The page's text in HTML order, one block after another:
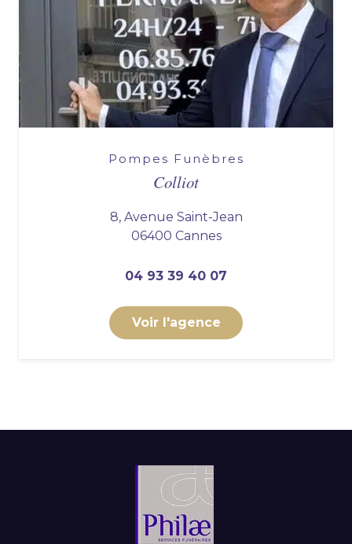
Pompes Funèbres
Colliot
8, Avenue Saint-Jean
06400 Cannes
04 93 39 40 07
Voir l'agence